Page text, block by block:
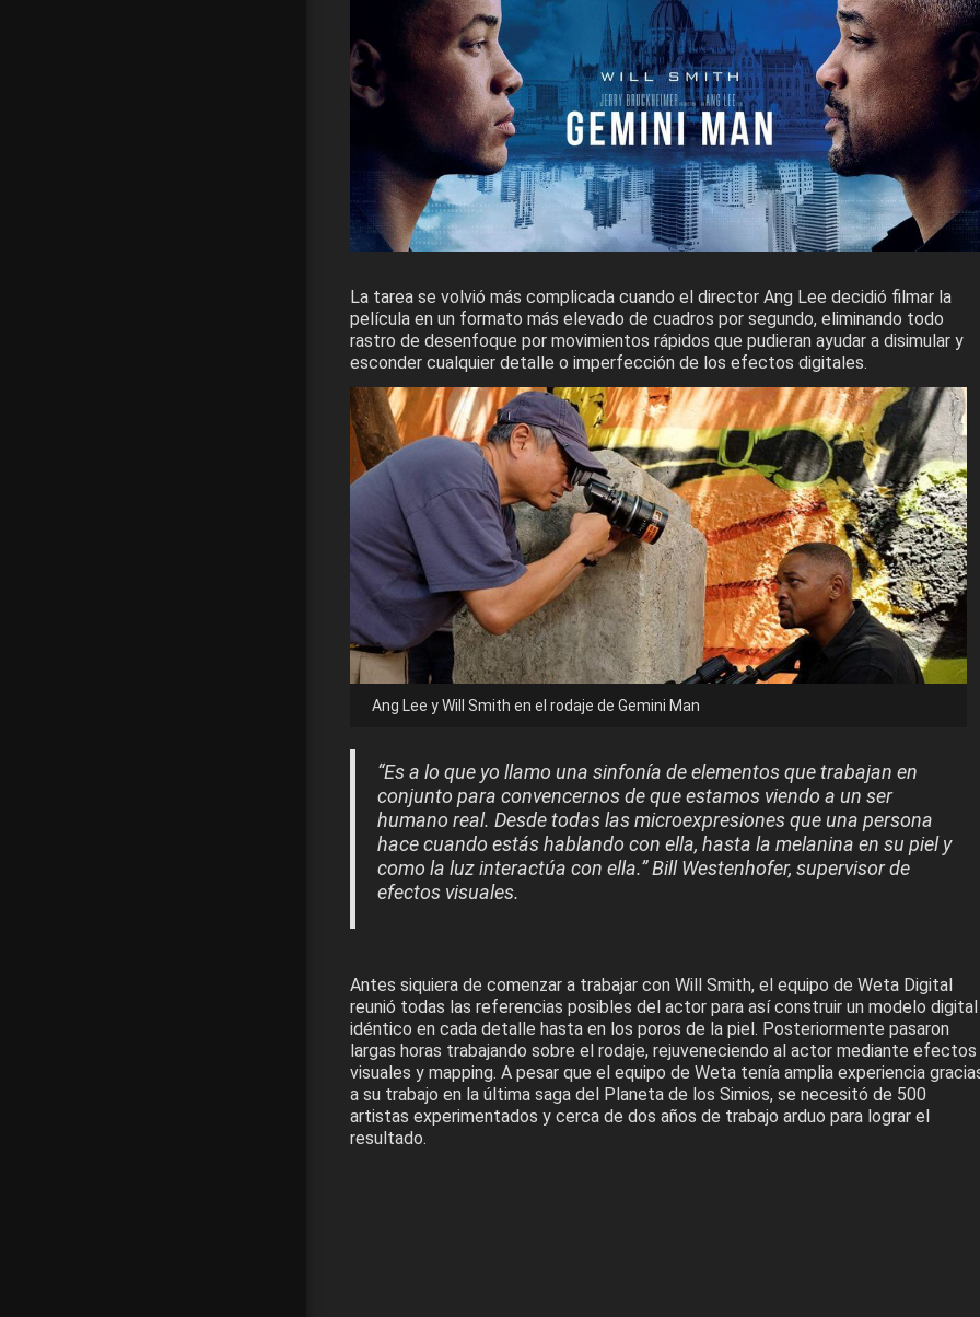
La tarea se volvió más complicada cuando el director Ang Lee decidió filmar la
película en un formato más elevado de cuadros por segundo, eliminando todo
rastro de desenfoque por movimientos rápidos que pudieran ayudar a disimular y
esconder cualquier detalle o imperfección de los efectos digitales.
Ang Lee y Will Smith en el rodaje de Gemini Man
“Es a lo que yo llamo una sinfonía de elementos que trabajan en
conjunto para convencernos de que estamos viendo a un ser
humano real. Desde todas las microexpresiones que una persona
hace cuando estás hablando con ella, hasta la melanina en su piel y
como la luz interactúa con ella.” Bill Westenhofer, supervisor de
efectos visuales.
Antes siquiera de comenzar a trabajar con Will Smith, el equipo de Weta Digital
reunió todas las referencias posibles del actor para así construir un modelo digital
idéntico en cada detalle hasta en los poros de la piel. Posteriormente pasaron
largas horas trabajando sobre el rodaje, rejuveneciendo al actor mediante efectos
visuales y mapping. A pesar que el equipo de Weta tenía amplia experiencia
a su trabajo en la última saga del Planeta de los Simios, se necesitó de 500
artistas experimentados y cerca de dos años de trabajo arduo para lograr el
resultado.